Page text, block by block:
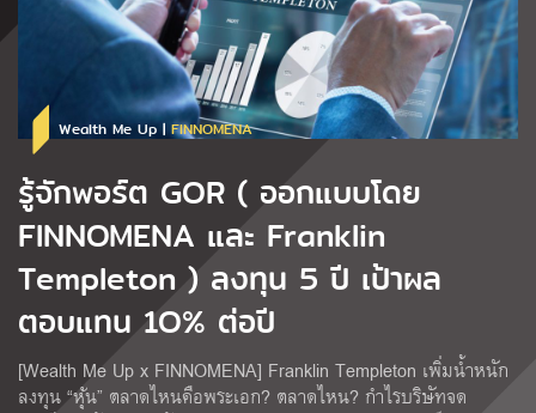
Wealth Me Up |FINNOMENA
รู้จักพอร์ต GOR ( ออกแบบโดย
FINNOMENA และ Franklin
Templeton ) ลงทุน 5 ปี เป้าผล
ตอบแทน 1O% ต่อปี
[Wealth Me Up x FINNOMENA] Franklin Templeton เพิ่มน้ำหนัก
ลงทุน “หุ้น” ตลาดไหนคือพระเอก? ตลาดไหน? กำไรบริษัทจด